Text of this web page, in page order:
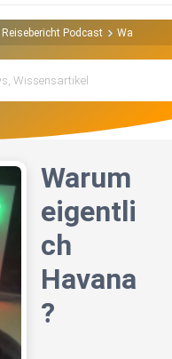
Podcast Warum
Warum
eigentli
ch
Havana
?